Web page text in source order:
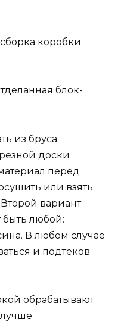
коробки
блок-
из бруса
доски
перед
или взять
вариант
любой:
В любом случае
и подтеков
обрабатывают